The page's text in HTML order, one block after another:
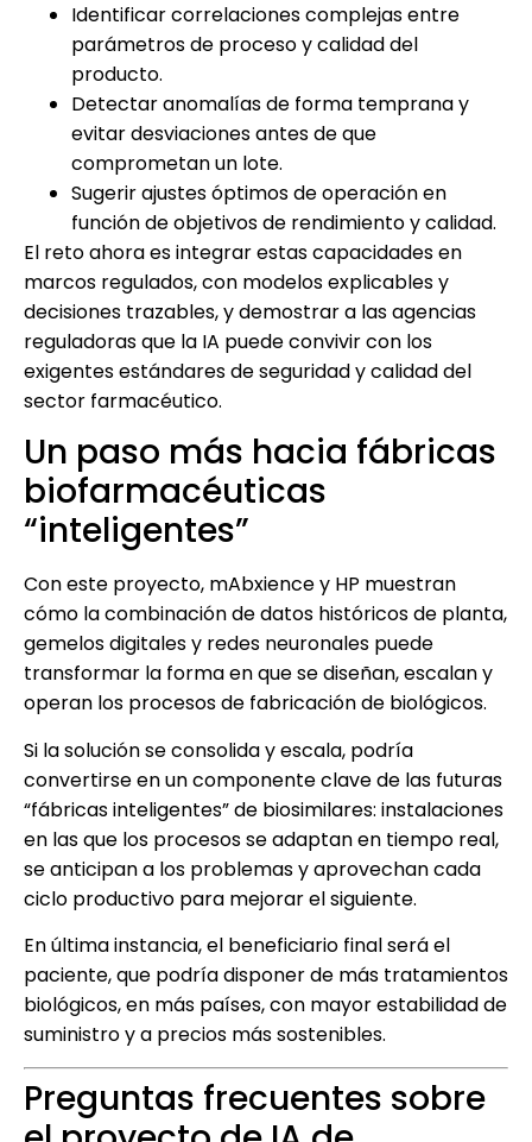
Identificar correlaciones complejas entre
parámetros de proceso y calidad del
producto.
Detectar anomalías de forma temprana y
evitar desviaciones antes de que
comprometan un lote.
Sugerir ajustes óptimos de operación en
función de objetivos de rendimiento y calidad.
El reto ahora es integrar estas capacidades en
marcos regulados, con modelos explicables y
decisiones trazables, y demostrar a las agencias
reguladoras que la IA puede convivir con los
exigentes estándares de seguridad y calidad del
sector farmacéutico.
Un paso más hacia fábricas
biofarmacéuticas
“inteligentes”
Con este proyecto, mAbxience y HP muestran
cómo la combinación de datos históricos de planta,
gemelos digitales y redes neuronales puede
transformar la forma en que se diseñan, escalan y
operan los procesos de fabricación de biológicos.
Si la solución se consolida y escala, podría
convertirse en un componente clave de las futuras
“fábricas inteligentes” de biosimilares: instalaciones
en las que los procesos se adaptan en tiempo real,
se anticipan a los problemas y aprovechan cada
ciclo productivo para mejorar el siguiente.
En última instancia, el beneficiario final será el
paciente, que podría disponer de más tratamientos
biológicos, en más países, con mayor estabilidad de
suministro y a precios más sostenibles.
Preguntas frecuentes sobre